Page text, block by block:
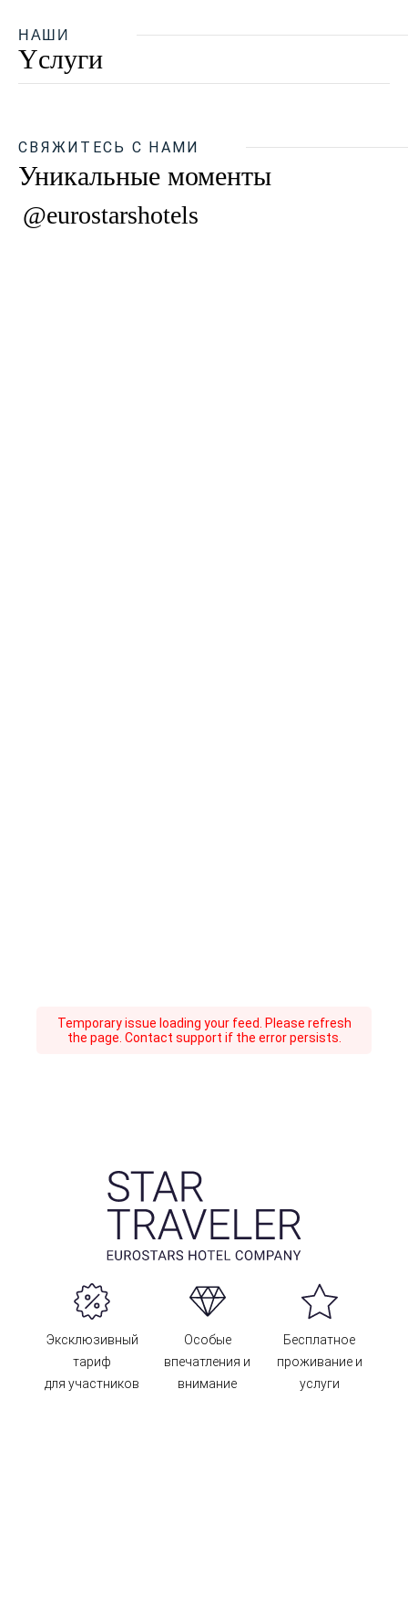
НАШИ
Yслуги
СВЯЖИТЕСЬ С НАМИ
Уникальные моменты
@eurostarshotels
Temporary issue loading your feed. Please refresh
the page. Contact support if the error persists.
Эксклюзивный
тариф
для участников
Особые
впечатления и
внимание
Бесплатное
проживание и
услуги